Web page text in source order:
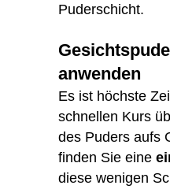
Puderschicht.
anwenden
Es ist höchste
schnellen Kurs
des Puders aufs
finden Sie eine
diese wenigen